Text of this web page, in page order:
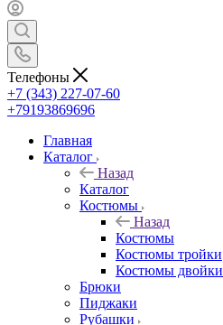
Телефоны
+7 (343) 227-07-60
+79193869696
Главная
Каталог
Назад
Каталог
Костюмы
Назад
Костюмы
Костюмы тройки
Костюмы двойки
Брюки
Пиджаки
Рубашки